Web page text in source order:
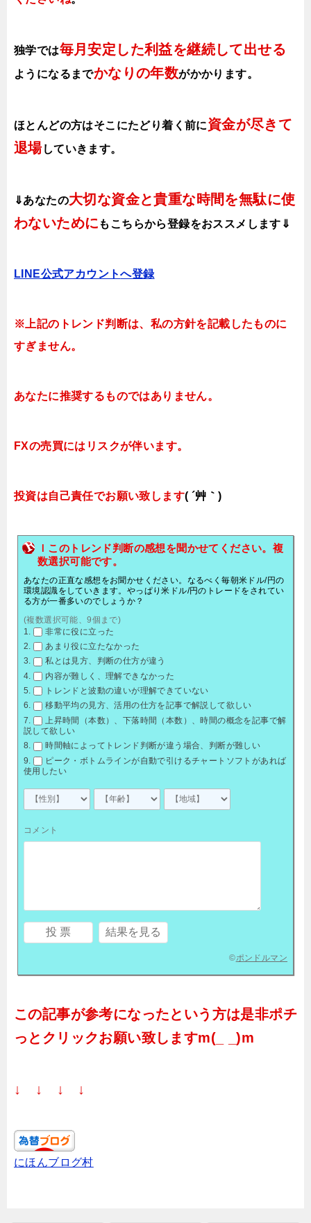
独学では毎月安定した利益を継続して出せる
ようになるまでかなりの年数がかかります。
ほとんどの方はそこにたどり着く前に資金が尽きて
退場していきます。
⇓あなたの大切な資金と貴重な時間を無駄に使
わないために も こちらから登録をおススメします⇓
LINE公式アカウントへ登録
※上記のトレンド判断は、私の方針を記載したものに
すぎません。
あなたに推奨するものではありません。
FXの売買にはリスクが伴います。
投資は自己責任でお願い致します( ´艸｀)
ｌこのトレンド判断の感想を聞かせてください。複
数選択可能です。
あなたの正直な感想をお聞かせください。なるべく毎朝米ドル/円の
環境認識をしていきます。やっぱり米ドル/円のトレードをされてい
る方が一番多いのでしょうか？
(複数選択可能、9個まで)
非常に役に立った
あまり役に立たなかった
私とは見方、判断の仕方が違う
内容が難しく、理解できなかった
トレンドと波動の違いが理解できていない
移動平均の見方、活用の仕方を記事で解説して欲しい
上昇時間（本数）、下落時間（本数）、時間の概念を記事で解
説して欲しい
時間軸によってトレンド判断が違う場合、判断が難しい
ピーク・ボトムラインが自動で引けるチャートソフトがあれば
使用したい
コメント
©ポンドルマン
この記事が参考になったという方は是非ポチ
っとクリックお願い致しますm(_ _)m
↓ ↓ ↓ ↓
にほんブログ村